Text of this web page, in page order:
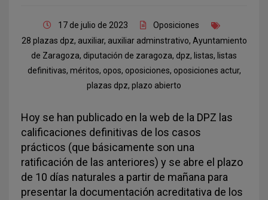
17 de julio de 2023
Oposiciones
28 plazas dpz, auxiliar, auxiliar adminstrativo, Ayuntamiento
de Zaragoza, diputación de zaragoza, dpz, listas, listas
definitivas, méritos, opos, oposiciones, oposiciones actur,
plazas dpz, plazo abierto
Hoy se han publicado en la web de la DPZ las
calificaciones definitivas de los casos
prácticos (que básicamente son una
ratificación de las anteriores) y se abre el plazo
de 10 días naturales a partir de mañana para
presentar la documentación acreditativa de los